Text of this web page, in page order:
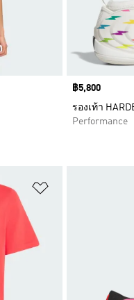
Price
฿5,800
รองเท้า
Performance